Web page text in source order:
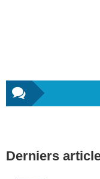
latérale
Derniers